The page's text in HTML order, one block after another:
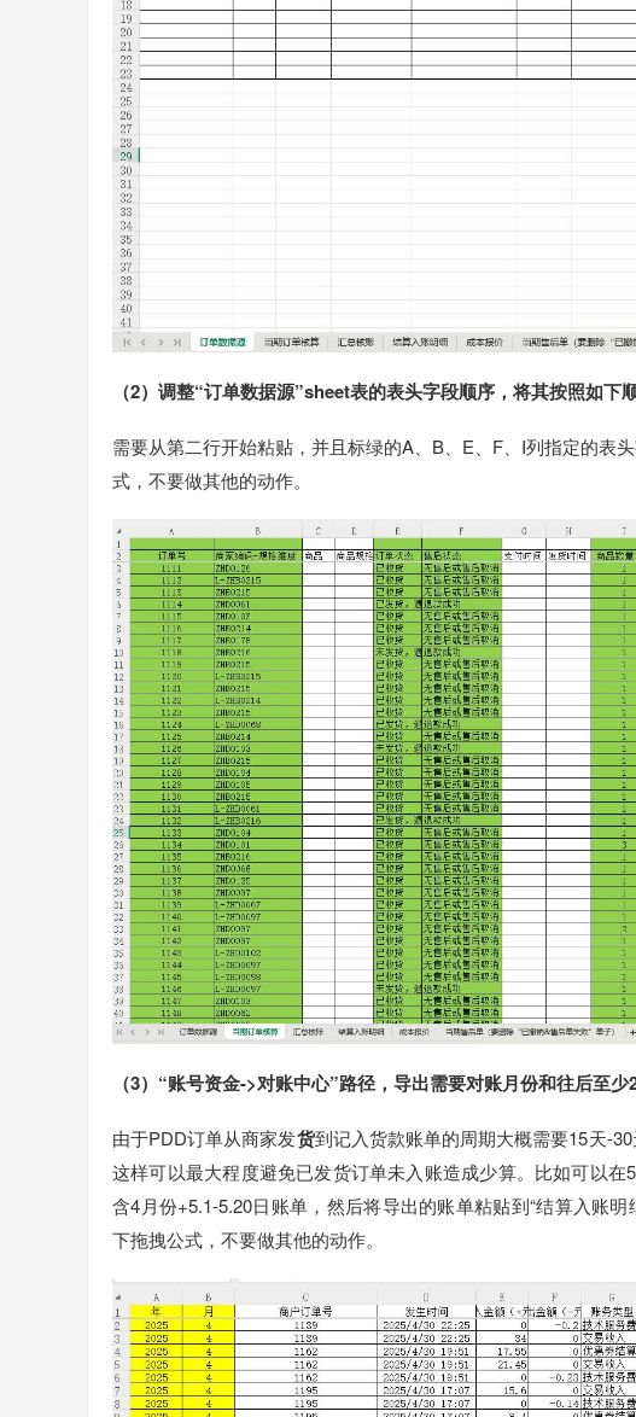
（2）调整“订单数据源”sheet表的表头字段顺序，将其按照如
需要从第二行开始粘贴，并且标绿的A、B、E、F、I列指定的表
式，不要做其他的动作。
（3）“账号资金->对账中心”路径，导出需要对账月份和往后至少
由于PDD订单从商家发货到记入货款账单的周期大概需要15天-
这样可以最大程度避免已发货订单未入账造成少算。比如可以
含4月份+5.1-5.20日账单，然后将导出的账单粘贴到“结算入账
下拖拽公式，不要做其他的动作。